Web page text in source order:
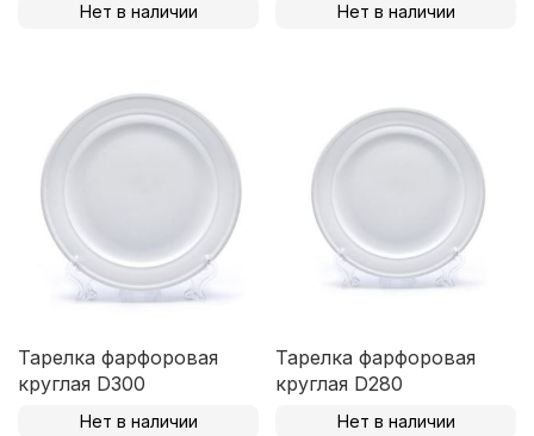
Нет в наличии Нет в наличии
Тарелка фарфоровая
круглая D300
Нет в наличии
Тарелка фарфоровая
круглая D280
Нет в наличии